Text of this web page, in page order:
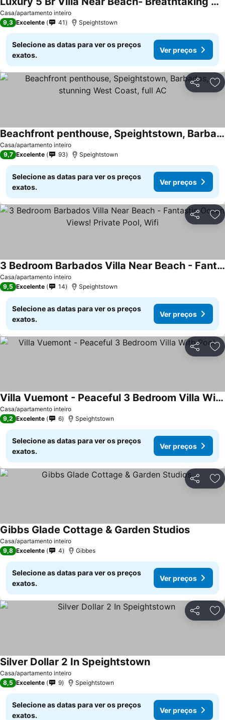
Casa/apartamento inteiro
9,3 Excelente 41 Speightstown
Selecione as datas para ver os preços
exatos.
Ver preços
Partilhar
Casa/apartamento inteiro
Beachfront penthouse, Speightstown, Barbados, stunning West Coast, full AC
9,7 Excelente 93 Speightstown
Selecione as datas para ver os preços
exatos.
Ver preços
Partilhar
Casa/apartamento inteiro
3 Bedroom Barbados Villa Near Beach - Fantastic Ocean Views! Private Pool, Wifi
9,5 Excelente 14 Speightstown
Selecione as datas para ver os preços
exatos.
Ver preços
Partilhar
Casa/apartamento inteiro
Villa Vuemont - Peaceful 3 Bedroom Villa With Pool
9,2 Excelente 6 Speightstown
Selecione as datas para ver os preços
exatos.
Ver preços
Partilhar
Casa/apartamento inteiro
Gibbs Glade Cottage & Garden Studios
9,8 Excelente 4 Gibbes
Selecione as datas para ver os preços
exatos.
Ver preços
Partilhar
Casa/apartamento inteiro
Silver Dollar 2 In Speightstown
8,5 Excelente 9 Speightstown
Selecione as datas para ver os preços
exatos.
Ver preços